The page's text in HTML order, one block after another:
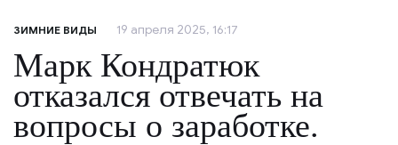
О
НАС
ЗИМНИЕ ВИДЫ 19 апреля 2025, 16:17
Марк Кондратюк
отказался отвечать на
вопросы о заработке.